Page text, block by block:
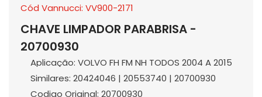
Cód Vannucci: VV900-2171
CHAVE LIMPADOR PARABRISA -
20700930
Aplicação: VOLVO FH FM NH TODOS 2004 A 2015
Similares: 20424046 | 20553740 | 20700930
Codigo Original: 20700930